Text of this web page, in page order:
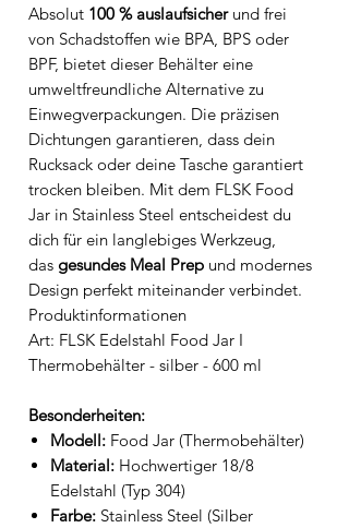
Absolut 100 % auslaufsicherund frei
von Schadstoffen wie BPA, BPS oder
BPF, bietet dieser Behälter eine
umweltfreundliche Alternative zu
Einwegverpackungen. Die präzisen
Dichtungen garantieren, dass dein
Rucksack oder deine Tasche garantiert
trocken bleiben. Mit dem FLSK Food
Jar in Stainless Steel entscheidest du
dich für ein langlebiges Werkzeug,
das gesundes Meal Prep und modernes
Design perfekt miteinander verbindet.
Produktinformationen
Art: FLSK Edelstahl Food Jar I
Thermobehälter - silber - 600 ml
Besonderheiten:
Modell: Food Jar (Thermobehälter)
Material: Hochwertiger 18/8
Edelstahl (Typ 304)
Farbe: Stainless Steel (Silber